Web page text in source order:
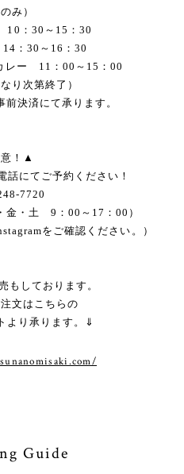
み）
：30～15：30
：30～16：30
レー 11：00～15：00
り次第終了）
決済にて承ります。
！▲
話にてご予約ください！
金・土 9：00～17：00）
をご確認ください。）
もしております。
文はこちらの
より承ります。⇓
Guide